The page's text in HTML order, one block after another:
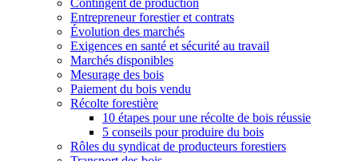
Contingent de production
Entrepreneur forestier et contrats
Évolution des marchés
Exigences en santé et sécurité au travail
Marchés disponibles
Mesurage des bois
Paiement du bois vendu
Récolte forestière
10 étapes pour une récolte de bois réussie
5 conseils pour produire du bois
Rôles du syndicat de producteurs forestiers